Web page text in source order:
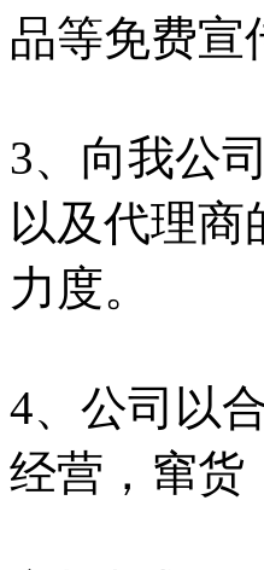
品等免费宣
3、向我公
以及代理商
力度。
4、公司以
经营，窜货